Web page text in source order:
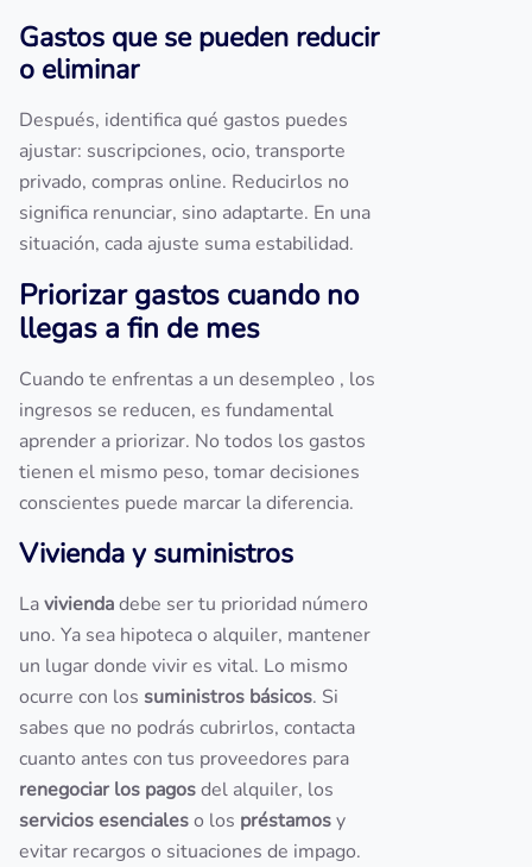
Gastos que se pueden reducir
o eliminar
Después, identifica qué gastos puedes
ajustar: suscripciones, ocio, transporte
privado, compras online. Reducirlos no
significa renunciar, sino adaptarte. En una
situación, cada ajuste suma estabilidad.
Priorizar gastos cuando no
llegas a fin de mes
Cuando te enfrentas a un desempleo , los
ingresos se reducen, es fundamental
aprender a priorizar. No todos los gastos
tienen el mismo peso, tomar decisiones
conscientes puede marcar la diferencia.
Vivienda y suministros
Laviviendadebe ser tu prioridad número
uno. Ya sea hipoteca o alquiler, mantener
un lugar donde vivir es vital. Lo mismo
ocurre con los suministros básicos. Si
sabes que no podrás cubrirlos, contacta
cuanto antes con tus proveedores para
renegociar los pagosdel alquiler, los
servicios esencialeso los préstamosy
evitar recargos o situaciones de impago.